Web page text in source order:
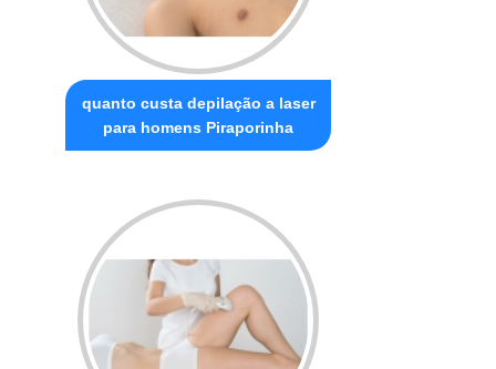
quanto custa depilação a laser
para homens Piraporinha